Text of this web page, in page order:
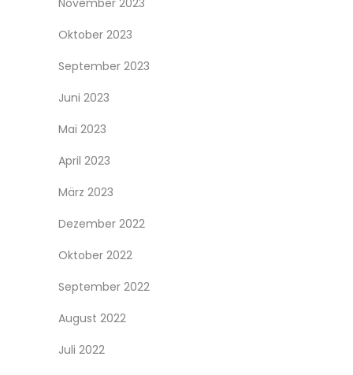
November 2023
Oktober 2023
September 2023
Juni 2023
Mai 2023
April 2023
März 2023
Dezember 2022
Oktober 2022
September 2022
August 2022
Juli 2022